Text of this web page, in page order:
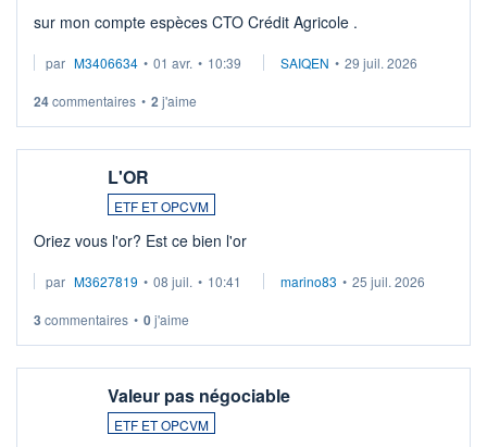
sur mon compte espèces CTO Crédit Agricole .
par M3406634 • 01 avr. • 10:39 SAIQEN • 29 juil. 2026
24commentaires • 2 j'aime
L'OR
ETF ET OPCVM
Oriez vous l'or? Est ce bien l'or
par M3627819 • 08 juil. • 10:41 marino83 • 25 juil. 2026
3 commentaires • 0j'aime
Valeur pas négociable
ETF ET OPCVM